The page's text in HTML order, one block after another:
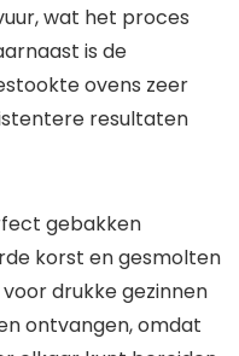
wat het proces
is de
ovens zeer
resultaten
gebakken
korst en gesmolten
drukke gezinnen
ontvangen, omdat